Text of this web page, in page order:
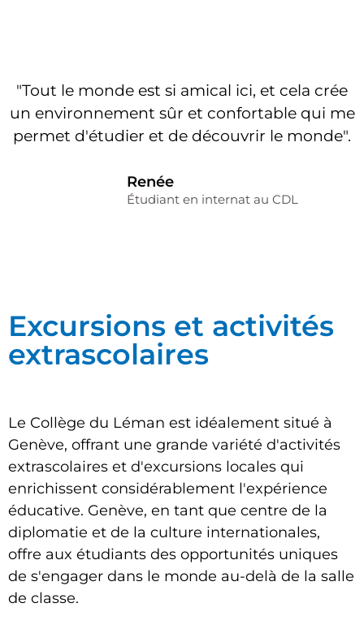
"Tout le monde est si amical ici, et cela crée
un environnement sûr et confortable qui me
permet d'étudier et de découvrir le monde".
Renée
Étudiant en internat au CDL
Excursions et activités
extrascolaires
Le Collège du Léman est idéalement situé à
Genève, offrant une grande variété d'activités
extrascolaires et d'excursions locales qui
enrichissent considérablement l'expérience
éducative. Genève, en tant que centre de la
diplomatie et de la culture internationales,
offre aux étudiants des opportunités uniques
de s'engager dans le monde au-delà de la salle
de classe.